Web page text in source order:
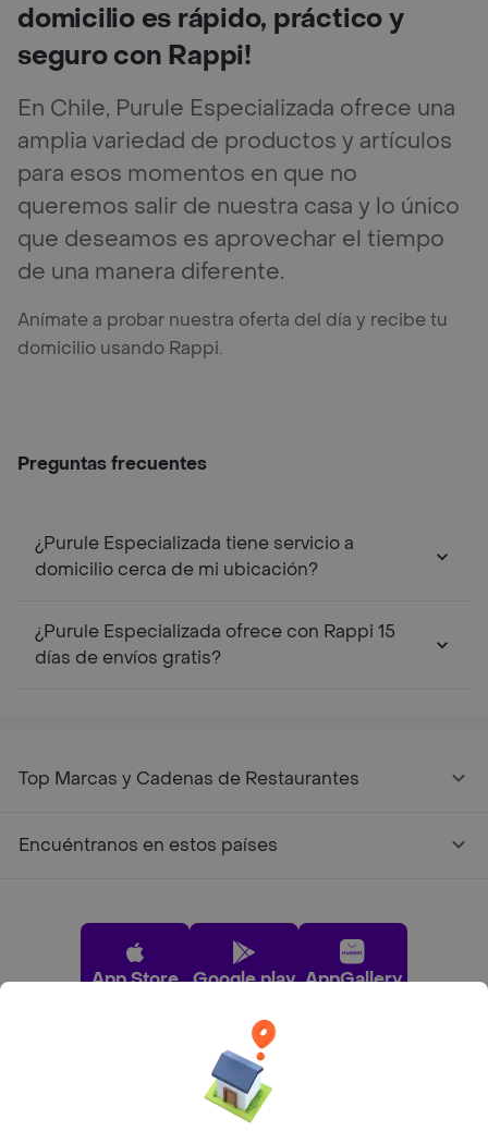
domicilio es rápido, práctico y
seguro con Rappi!
En Chile, Purule Especializada ofrece una
amplia variedad de productos y artículos
para esos momentos en que no
queremos salir de nuestra casa y lo único
que deseamos es aprovechar el tiempo
de una manera diferente.
Anímate a probar nuestra oferta del día y recibe tu
domicilio usando Rappi.
Preguntas frecuentes
¿Purule Especializada tiene servicio a
domicilio cerca de mi ubicación?
¿Purule Especializada ofrece con Rappi 15
días de envíos gratis?
Top Marcas y Cadenas de Restaurantes
Encuéntranos en estos países
App Store Google play AppGallery
Pide tu comida favorita cerca de ti